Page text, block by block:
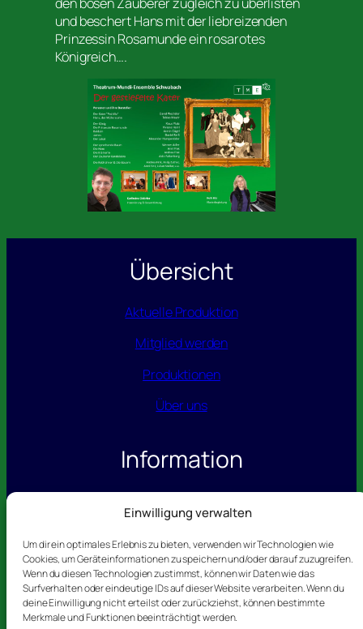
Einwilligung verwalten
Um dir ein optimales Erlebnis zu bieten, verwenden wir Technologien wie
Cookies, um Geräteinformationen zu speichern und/oder darauf zuzugreifen.
Wenn du diesen Technologien zustimmst, können wir Daten wie das
Surfverhalten oder eindeutige IDs auf dieser Website verarbeiten. Wenn du
deine Einwilligung nicht erteilst oder zurückziehst, können bestimmte
Merkmale und Funktionen beeinträchtigt werden.
und beschert Hans mit der liebreizenden
Prinzessin Rosamunde ein rosarotes
Königreich….
Übersicht
Aktuelle Produktion
Mitglied werden
Produktionen
Über uns
Information
Kontakt